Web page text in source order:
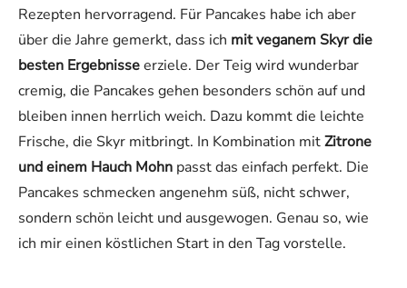
Rezepten hervorragend. Für Pancakes habe ich aber
über die Jahre gemerkt, dass ich mit veganem Skyr die
besten Ergebnisseerziele. Der Teig wird wunderbar
cremig, die Pancakes gehen besonders schön auf und
bleiben innen herrlich weich. Dazu kommt die leichte
Frische, die Skyr mitbringt. In Kombination mitZitrone
und einem Hauch Mohn passt das einfach perfekt. Die
Pancakes schmecken angenehm süß, nicht schwer,
sondern schön leicht und ausgewogen. Genau so, wie
ich mir einen köstlichen Start in den Tag vorstelle.